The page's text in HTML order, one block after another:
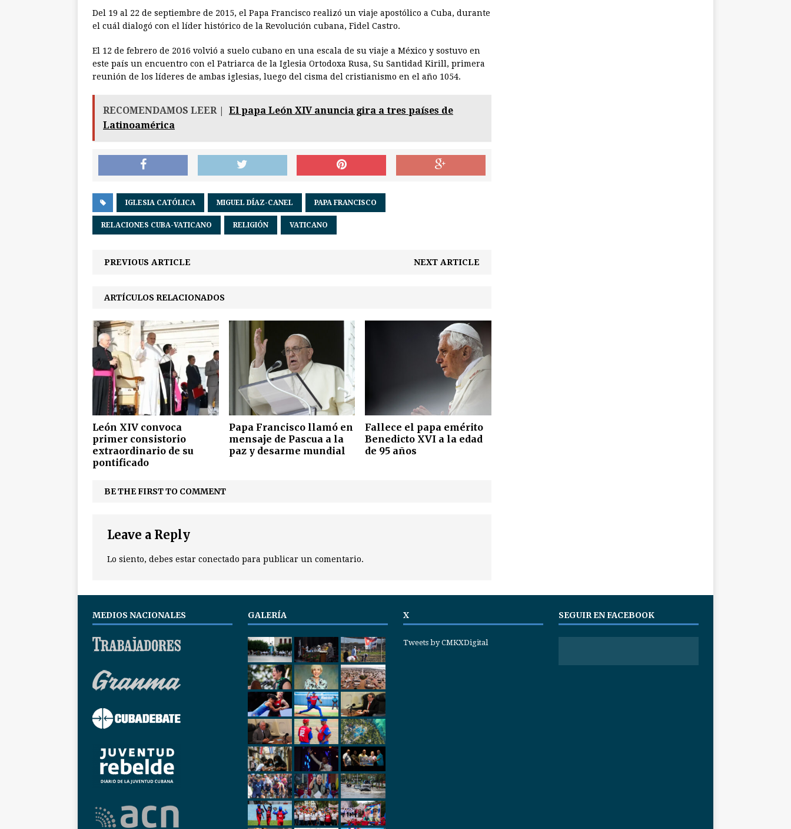
Del 19 al 22 de septiembre de 2015, el Papa Francisco realizó un viaje apostólico a Cuba, durante
el cuál dialogó con el líder histórico de la Revolución cubana, Fidel Castro.
El 12 de febrero de 2016 volvió a suelo cubano en una escala de su viaje a México y sostuvo en
este país un encuentro con el Patriarca de la Iglesia Ortodoxa Rusa, Su Santidad Kirill, primera
reunión de los líderes de ambas iglesias, luego del cisma del cristianismo en el año 1054.
RECOMENDAMOS LEER |
El papa León XIV anuncia gira a tres países de
Latinoamérica
IGLESIA CATÓLICA MIGUEL DÍAZ-CANEL PAPA FRANCISCO
RELACIONES CUBA-VATICANO RELIGIÓN VATICANO
PREVIOUS ARTICLE NEXT ARTICLE
ARTÍCULOS RELACIONADOS
León XIV convoca
primer consistorio
extraordinario de su
pontificado
Papa Francisco llamó en
mensaje de Pascua a la
paz y desarme mundial
Fallece el papa emérito
Benedicto XVI a la edad
de 95 años
BE THE FIRST TO COMMENT
Leave a Reply
Lo siento, debes estar conectado para publicar un comentario.
MEDIOS NACIONALES GALERÍA X
Tweets by CMKXDigital
SEGUIR EN FACEBOOK